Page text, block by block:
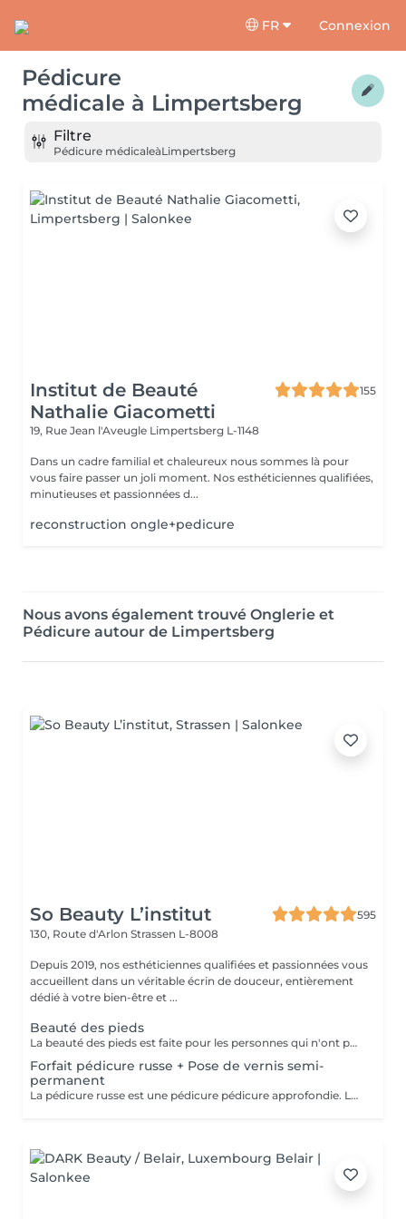
FR Connexion
Pédicure
médicale à Limpertsberg
Filtre
Pédicure médicaleàLimpertsberg
Institut de Beauté
Nathalie Giacometti
155
19, Rue Jean l'Aveugle Limpertsberg L-1148
Dans un cadre familial et chaleureux nous sommes là pour
vous faire passer un joli moment. Nos esthéticiennes qualifiées,
minutieuses et passionnées d...
reconstruction ongle+pedicure
Nous avons également trouvé Onglerie et
Pédicure autour de Limpertsberg
So Beauty L’institut
595
130, Route d'Arlon Strassen L-8008
Depuis 2019, nos esthéticiennes qualifiées et passionnées vous
accueillent dans un véritable écrin de douceur, entièrement
dédié à votre bien-être et ...
Beauté des pieds
La beauté des pieds est faite pour les personnes qui n'ont pas de problème particulier au niveau de leur pieds. Elle comprend la pousse des cuticules, la coupe des ongles et le limage, léger ponçage de la plaque de l'ongle, et rape de la plante du pied. Pose de vernis transparent et application de crème inclues.
Forfait pédicure russe + Pose de vernis semi-
permanent
La pédicure russe est une pédicure pédicure approfondie. La durée de votre vernis permanent va durer 1 semaine de plus.